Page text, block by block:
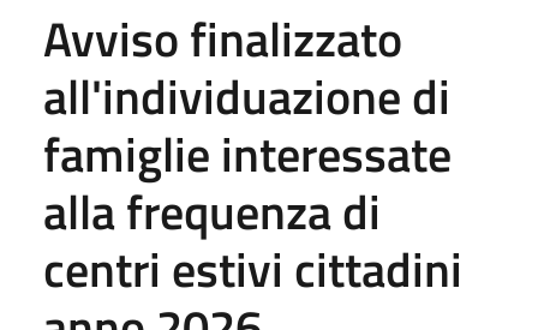
Avviso finalizzato
all'individuazione di
famiglie interessate
alla frequenza di
centri estivi cittadini